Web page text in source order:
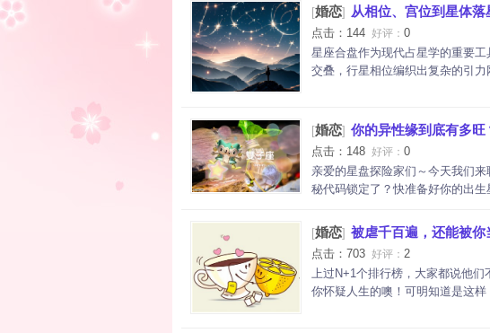
[婚恋] 从相位、宫位到星体
点击：144 好评： 0
星座合盘作为现代占星学的重要
交叠，行星相位编织出复杂的引
[婚恋] 你的异性缘到底有多旺
点击：148 好评： 0
亲爱的星盘探险家们～今天我们
秘代码锁定了？快准备好你的出
[婚恋] 被虐千百遍，还能被你
点击：703 好评： 2
上过N+1个排行榜，大家都说他
你怀疑人生的噢！可明知道是这样